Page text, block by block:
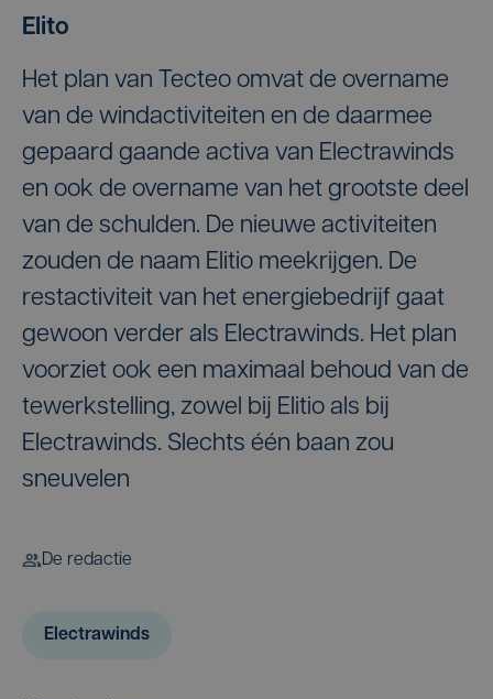
Elito
Het plan van Tecteo omvat de overname
van de windactiviteiten en de daarmee
gepaard gaande activa van Electrawinds
en ook de overname van het grootste deel
van de schulden. De nieuwe activiteiten
zouden de naam Elitio meekrijgen. De
restactiviteit van het energiebedrijf gaat
gewoon verder als Electrawinds. Het plan
voorziet ook een maximaal behoud van de
tewerkstelling, zowel bij Elitio als bij
Electrawinds. Slechts één baan zou
sneuvelen
De redactie
Electrawinds